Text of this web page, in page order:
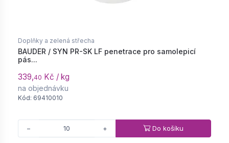
Doplňky a zelená střecha
BAUDER / SYN PR-SK LF penetrace pro samolepicí
pás...
339,40 Kč / kg
na objednávku
Kód: 69410010
− + Do košíku